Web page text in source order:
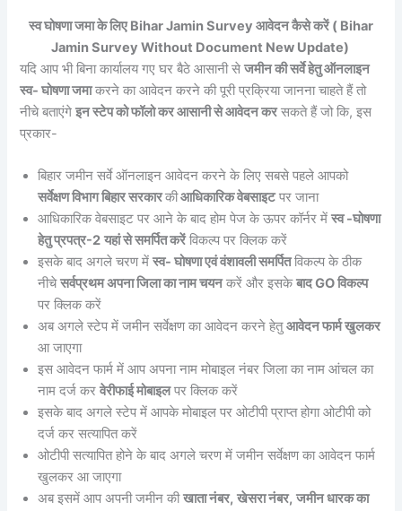
स्व घोषणा जमा के लिए Bihar Jamin Survey आवेदन कैसे करें ( Bihar
Jamin Survey Without Document New Update)
यदि आप भी बिना कार्यालय गए घर बैठे आसानी सेजमीन की सर्वे हेतु ऑनलाइन
स्व- घोषणा जमाकरने का आवेदन करने की पूरी प्रक्रिया जानना चाहते हैं तो
नीचे बताएंगेइन स्टेप को फॉलो कर आसानी से आवेदन करसकते हैं जो कि, इस
प्रकार-
बिहार जमीन सर्वे ऑनलाइन आवेदन करने के लिए सबसे पहले आपको
सर्वेक्षण विभाग बिहार सरकारकीआधिकारिक वेबसाइटपर जाना
आधिकारिक वेबसाइट पर आने के बाद होम पेज के ऊपर कॉर्नर मेंस्व -घोषणा
हेतु प्रपत्र-2 यहां से समर्पित करेंविकल्प पर क्लिक करें
इसके बाद अगले चरण मेंस्व- घोषणा एवं वंशावली समर्पितविकल्प के ठीक
नीचेसर्वप्रथम अपना जिला का नाम चयनकरें और इसकेबाद GO विकल्प
पर क्लिक करें
अब अगले स्टेप में जमीन सर्वेक्षण का आवेदन करने हेतुआवेदन फार्म खुलकर
आ जाएगा
इस आवेदन फार्म में आप अपना नाम मोबाइल नंबर जिला का नाम आंचल का
नाम दर्ज करवेरीफाई मोबाइलपर क्लिक करें
इसके बाद अगले स्टेप में आपके मोबाइल पर ओटीपी प्राप्त होगा ओटीपी को
दर्ज कर सत्यापित करें
ओटीपी सत्यापित होने के बाद अगले चरण में जमीन सर्वेक्षण का आवेदन फार्म
खुलकर आ जाएगा
अब इसमें आप अपनी जमीन कीखाता नंबर, खेसरा नंबर, जमीन धारक का